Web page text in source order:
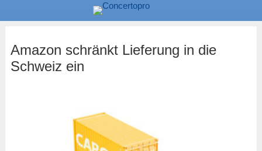
Amazon schränkt Lieferung in die
Schweiz ein